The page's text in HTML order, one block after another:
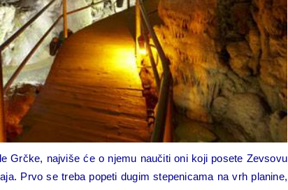
Grčke, najviše će o njemu naučiti oni koji posete Zevsovu
Prvo se treba popeti dugim stepenicama na vrh planine,